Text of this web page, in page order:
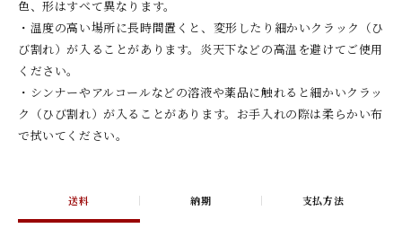
色、形はすべて異なります。
・温度の高い場所に長時間置くと、変形したり細かいクラック（ひ
び割れ）が入ることがあります。炎天下などの高温を避けてご使用
ください。
・シンナーやアルコールなどの溶液や薬品に触れると細かいクラッ
ク（ひび割れ）が入ることがあります。お手入れの際は柔らかい布
で拭いてください。
送料 納期 支払方法